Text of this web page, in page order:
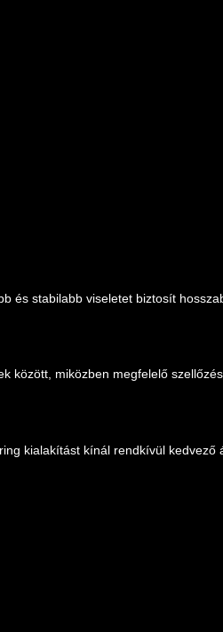
és stabilabb viseletet biztosít
között, miközben megfelelő
kialakítást kínál rendkívül kedvező